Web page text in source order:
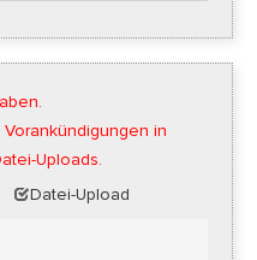
in
Uploads.
Datei-Upload